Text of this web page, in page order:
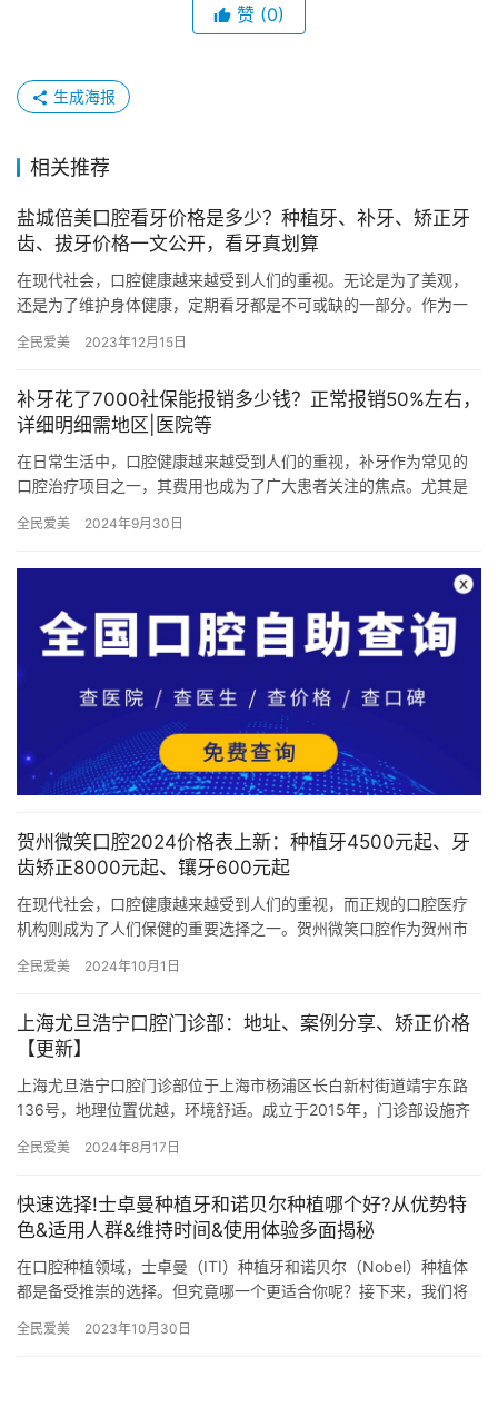
赞 (0)
生成海报
相关推荐
盐城倍美口腔看牙价格是多少？种植牙、补牙、矫正牙
齿、拔牙价格一文公开，看牙真划算
在现代社会，口腔健康越来越受到人们的重视。无论是为了美观，
还是为了维护身体健康，定期看牙都是不可或缺的一部分。作为一
美口腔…
全民爱美 2023年12月15日
补牙花了7000社保能报销多少钱？正常报销50%左右，
详细明细需地区|医院等
在日常生活中，口腔健康越来越受到人们的重视，补牙作为常见的
口腔治疗项目之一，其费用也成为了广大患者关注的焦点。尤其是
的问题…
全民爱美 2024年9月30日
贺州微笑口腔2024价格表上新：种植牙4500元起、牙
齿矫正8000元起、镶牙600元起
在现代社会，口腔健康越来越受到人们的重视，而正规的口腔医疗
机构则成为了人们保健的重要选择之一。贺州微笑口腔作为贺州市
赢得了…
全民爱美 2024年10月1日
上海尤旦浩宁口腔门诊部：地址、案例分享、矫正价格
【更新】
上海尤旦浩宁口腔门诊部位于上海市杨浦区长白新村街道靖宇东路
136号，地理位置优越，环境舒适。成立于2015年，门诊部设施齐
全民爱美 2024年8月17日
快速选择!士卓曼种植牙和诺贝尔种植哪个好?从优势特
色&适用人群&维持时间&使用体验多面揭秘
在口腔种植领域，士卓曼（ITI）种植牙和诺贝尔（Nobel）种植体
都是备受推崇的选择。但究竟哪一个更适合你呢？接下来，我们将
全民爱美 2023年10月30日